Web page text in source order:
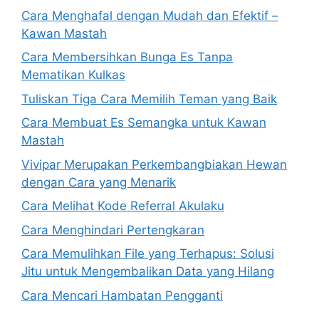
Cara Menghafal dengan Mudah dan Efektif –
Kawan Mastah
Cara Membersihkan Bunga Es Tanpa
Mematikan Kulkas
Tuliskan Tiga Cara Memilih Teman yang Baik
Cara Membuat Es Semangka untuk Kawan
Mastah
Vivipar Merupakan Perkembangbiakan Hewan
dengan Cara yang Menarik
Cara Melihat Kode Referral Akulaku
Cara Menghindari Pertengkaran
Cara Memulihkan File yang Terhapus: Solusi
Jitu untuk Mengembalikan Data yang Hilang
Cara Mencari Hambatan Pengganti